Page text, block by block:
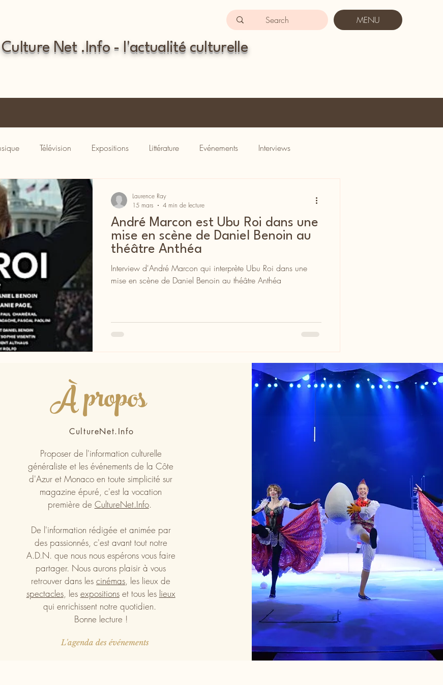
MENU
Culture Net .Info - l'actualité culturelle
Télévision Expositions Littérature Evénements Interviews
André Marcon est Ubu Roi dans une
mise en scène de Daniel Benoin au
théâtre Anthéa
Interview d'André Marcon qui interprète Ubu Roi dans une
mise en scène de Daniel Benoin au théâtre Anthéa
Laurence Ray
15 mars
4 min de lecture
À propos
CultureNet.Info
Proposer de l'information culturelle
généraliste et les événements de la Côte
d'Azur et Monaco en toute simplicité sur
magazine épuré, c'est la vocation
première de CultureNet.Info.
De l'information rédigée et animée par
des passionnés, c'est avant tout notre
A.D.N. que nous nous espérons vous faire
partager. Nous aurons plaisir à vous
retrouver dans lescinémas , les lieux de
spectacles, les expositionset tous les lieux
qui enrichissent notre quotidien.
Bonne lecture !
L'agenda des événements